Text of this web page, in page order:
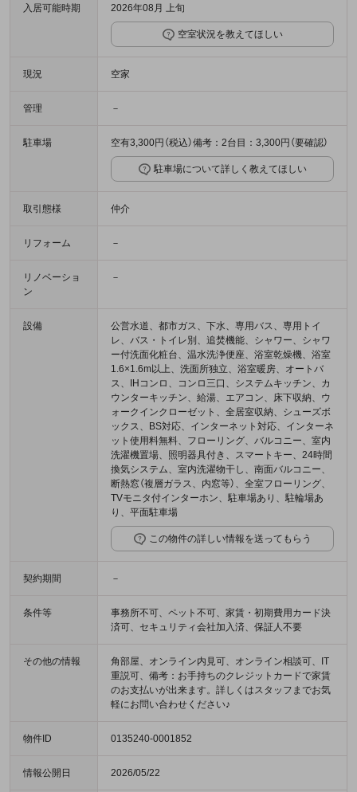
入居可能時期 2026年08月 上旬
空室状況を教えてほしい
現況 空家
管理 －
駐車場 空有3,300円（税込）備考：2台目：3,300円（要確認）
駐車場について詳しく教えてほしい
取引態様 仲介
リフォーム －
リノベーショ
ン
－
設備
公営水道、都市ガス、下水、専用バス、専用トイ
レ、バス・トイレ別、追焚機能、シャワー、シャワ
ー付洗面化粧台、温水洗浄便座、浴室乾燥機、浴室
1.6×1.6m以上、洗面所独立、浴室暖房、オートバ
ス、IHコンロ、コンロ三口、システムキッチン、カ
ウンターキッチン、給湯、エアコン、床下収納、ウ
ォークインクローゼット、全居室収納、シューズボ
ックス、BS対応、インターネット対応、インターネ
ット使用料無料、フローリング、バルコニー、室内
洗濯機置場、照明器具付き、スマートキー、24時間
換気システム、室内洗濯物干し、南面バルコニー、
断熱窓（複層ガラス、内窓等）、全室フローリング、
TVモニタ付インターホン、駐車場あり、駐輪場あ
り、平面駐車場
この物件の詳しい情報を送ってもらう
契約期間 －
条件等
事務所不可、ペット不可、家賃・初期費用カード決
済可、セキュリティ会社加入済、保証人不要
その他の情報
角部屋、オンライン内見可、オンライン相談可、IT
重説可、備考：お手持ちのクレジットカードで家賃
のお支払いが出来ます。詳しくはスタッフまでお気
軽にお問い合わせください♪
物件ID 0135240-0001852
情報公開日 2026/05/22